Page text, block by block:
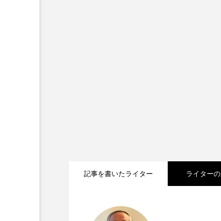
記事を書いたライター ライター
2026.08.07